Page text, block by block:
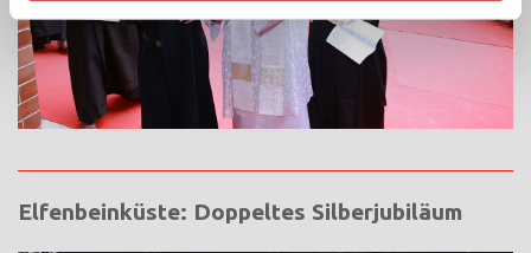
Elfenbeinküste: Doppeltes Silberjubiläum